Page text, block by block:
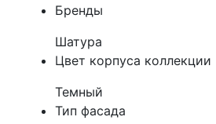
Бренды
Шатура
Цвет корпуса коллекции
Темный
Тип фасада